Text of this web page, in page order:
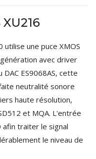
utilise une puce XMOS
avec driver
ES9068AS, cette
neutralité sonore
haute résolution,
et MQA. L'entrée
afin traiter le signal
le niveau de